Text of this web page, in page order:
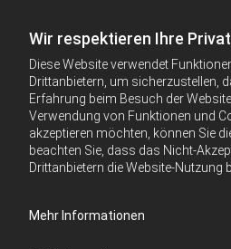
Wir respektieren Ihre
Diese Website verwendet
Drittanbietern, um sicherzustellen,
Erfahrung beim Besuch der
Verwendung von Funktionen und
akzeptieren möchten, können Sie
beachten Sie, dass das Nicht-
Drittanbietern die Website-Nutzung
Mehr Informationen